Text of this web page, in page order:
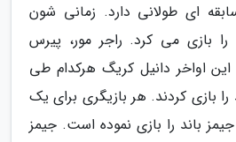
ای طولانی دارد. زمانی شون
بازی می کرد. راجر مور، پیرس
این اواخر دانیل کریگ هرکدام طی
بازی کردند. هر بازیگری برای یک
باند را بازی نموده است. جیمز